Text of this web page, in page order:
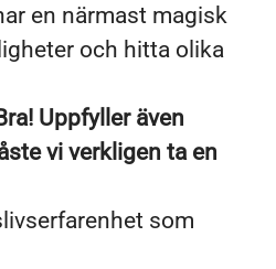
en närmast magisk
och hitta olika
Uppfyller även
vi verkligen ta en
som